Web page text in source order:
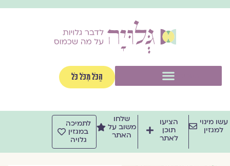
לתוכן
הַכֹּל מִכֹּל כֹּל
עשו מינוי
למגזין
הציעו
תוכן
לאתר
שלחו
משוב על
האתר
לתמיכה
במגזין
גלויה